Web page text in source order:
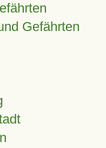
Gefährten